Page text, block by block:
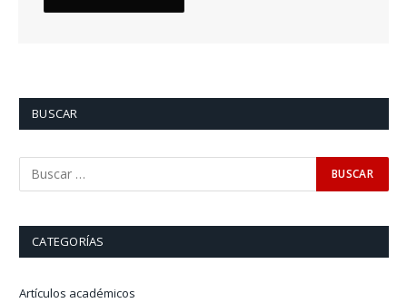
BUSCAR
CATEGORÍAS
Artículos académicos